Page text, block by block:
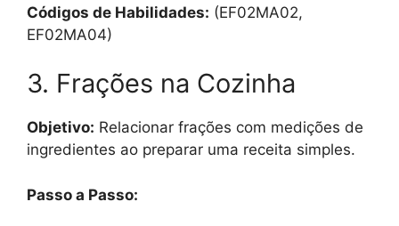
Códigos de Habilidades: (EF02MA02,
EF02MA04)
3. Frações na Cozinha
Objetivo: Relacionar frações com medições de
ingredientes ao preparar uma receita simples.
Passo a Passo: